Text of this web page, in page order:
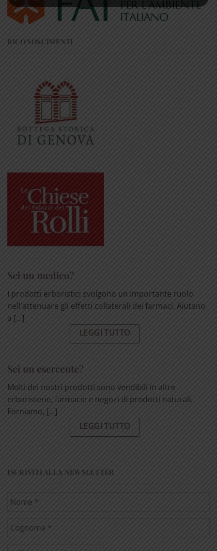
RICONOSCIMENTI
Sei un medico?
I prodotti erboristici svolgono un importante ruolo
nell'attenuare gli effetti collaterali dei farmaci. Aiutano
a [...]
LEGGI TUTTO
Sei un esercente?
Molti dei nostri prodotti sono vendibili in altre
erboristerie, farmacie e negozi di prodotti naturali.
Forniamo, [...]
LEGGI TUTTO
ISCRIVITI ALLA NEWSLETTER